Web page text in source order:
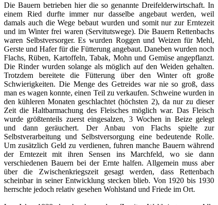
Die Bauern betrieben hier die so genannte Dreifelderwirtschaft. In
einem Ried durfte immer nur dasselbe angebaut werden, weil
damals auch die Wege bebaut wurden und somit nur zur Erntezeit
und im Winter frei waren (Servitutswege). Die Bauern Rettenbachs
waren Selbstversorger. Es wurden Roggen und Weizen für Mehl,
Gerste und Hafer für die Fütterung angebaut. Daneben wurden noch
Flachs, Rüben, Kartoffeln, Tabak, Mohn und Gemüse angepflanzt.
Die Rinder wurden solange als möglich auf den Weiden gehalten.
Trotzdem bereitete die Fütterung über den Winter oft große
Schwierigkeiten. Die Menge des Getreides war nie so groß, dass
man es wagen konnte, einen Teil zu verkaufen. Schweine wurden in
den kühleren Monaten geschlachtet (höchsten 2), da nur zu dieser
Zeit die Haltbarmachung des Fleisches möglich war. Das Fleisch
wurde größtenteils zuerst eingesalzen, 3 Wochen in Beize gelegt
und dann geräuchert. Der Anbau von Flachs spielte zur
Selbstverarbeitung und Selbstversorgung eine bedeutende Rolle.
Um zusätzlich Geld zu verdienen, fuhren manche Bauern während
der Erntezeit mit ihren Sensen ins Marchfeld, wo sie dann
verschiedenen Bauern bei der Ernte halfen. Allgemein muss aber
über die Zwischenkriegszeit gesagt werden, dass Rettenbach
scheinbar in seiner Entwicklung stecken blieb. Von 1920 bis 1930
herrschte jedoch relativ gesehen Wohlstand und Friede im Ort.